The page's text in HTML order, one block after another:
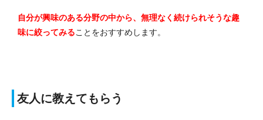
自分が興味のある分野の中から、無理なく続けられそうな趣
味に絞ってみることをおすすめします。
友人に教えてもらう